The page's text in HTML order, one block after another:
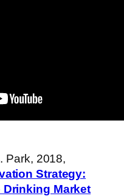
Park, 2018,
Strategy:
Drinking Market